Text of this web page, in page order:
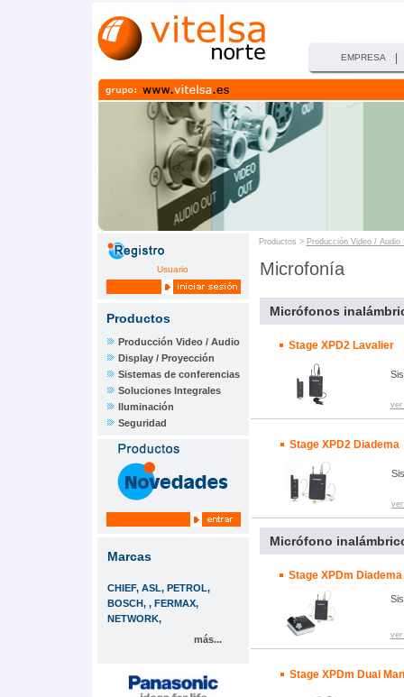
EMPRESA
Usuario
Productos
Producción Video / Audio
Display / Proyección
Sistemas de conferencias
Soluciones Integrales
Iluminación
Seguridad
Marcas
CHIEF, ASL, PETROL,
BOSCH, , FERMAX,
NETWORK,
más...
Productos > Producción Video / Audio
Microfonía
Micrófonos
Stage XPD2 Lavalier
ver
Stage XPD2 Diadema
Micrófono
Stage XPDm Diadema
ver
Stage XPDm Dual